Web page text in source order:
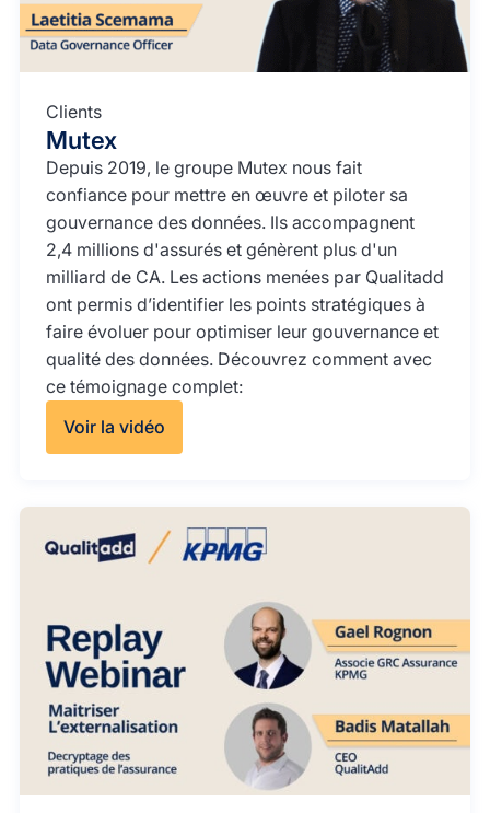
Clients
Mutex
Depuis 2019, le groupe Mutex nous fait
confiance pour mettre en œuvre et piloter sa
gouvernance des données. Ils accompagnent
2,4 millions d'assurés et génèrent plus d'un
milliard de CA. Les actions menées par Qualitadd
ont permis d’identifier les points stratégiques à
faire évoluer pour optimiser leur gouvernance et
qualité des données. Découvrez comment avec
ce témoignage complet:
Voir la vidéo